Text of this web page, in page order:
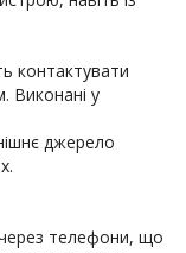
контактувати
Виконані у
джерело
телефони, що